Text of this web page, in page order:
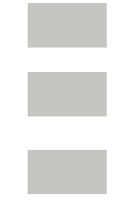
ner